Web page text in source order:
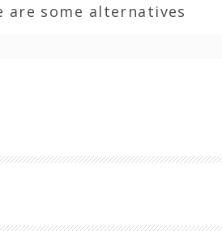
are some alternatives